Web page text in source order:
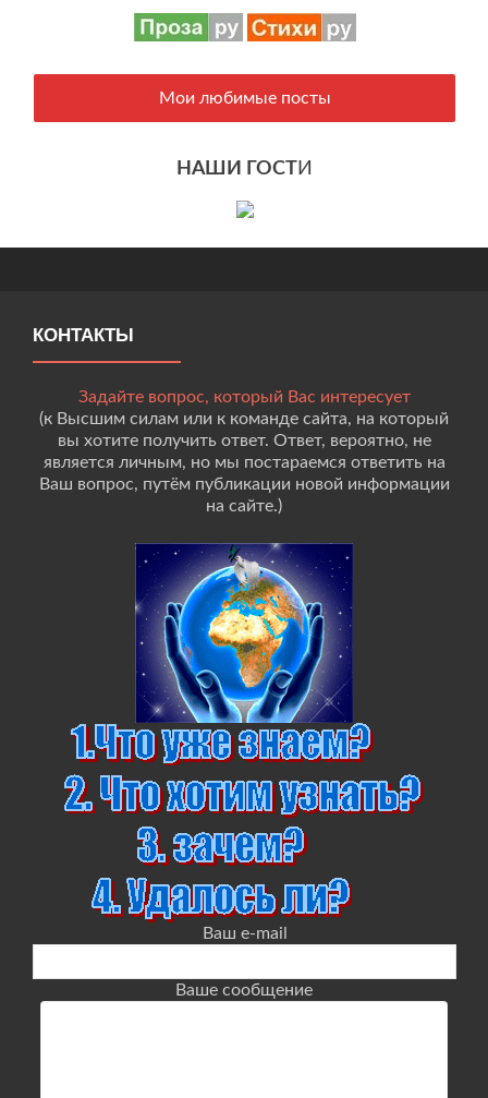
Мои любимые посты
НАШИ ГОСТИ
КОНТАКТЫ
Задайте вопрос, который Вас интересует
(к Высшим силам или к команде сайта, на который
вы хотите получить ответ. Ответ, вероятно, не
является личным, но мы постараемся ответить на
Ваш вопрос, путём публикации новой информации
на сайте.)
Ваш e-mail
Ваше сообщение